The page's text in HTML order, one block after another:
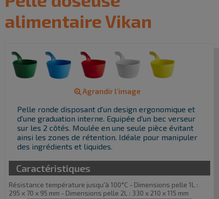
alimentaire Vikan
Agrandir l'image
Pelle ronde disposant d'un design ergonomique et
d'une graduation interne. Equipée d'un bec verseur
sur les 2 côtés. Moulée en une seule pièce évitant
ainsi les zones de rétention. Idéale pour manipuler
des ingrédients et liquides.
Caractéristiques
Résistance température jusqu'à 100°C - Dimensions pelle 1L :
295 x 70 x 95 mm - Dimensions pelle 2L : 330 x 210 x 115 mm